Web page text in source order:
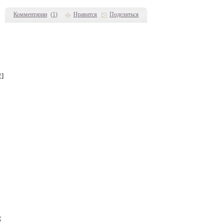
Комментарии (1) Нравится Поделиться
]